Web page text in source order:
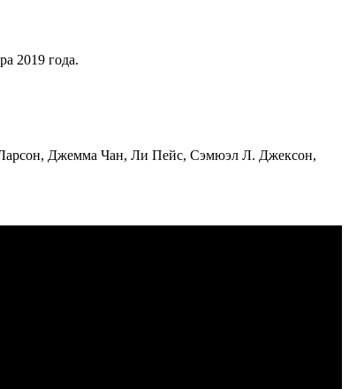
2019 года.
Ларсон, Джемма Чан, Ли Пейс, Сэмюэл Л. Джексон,